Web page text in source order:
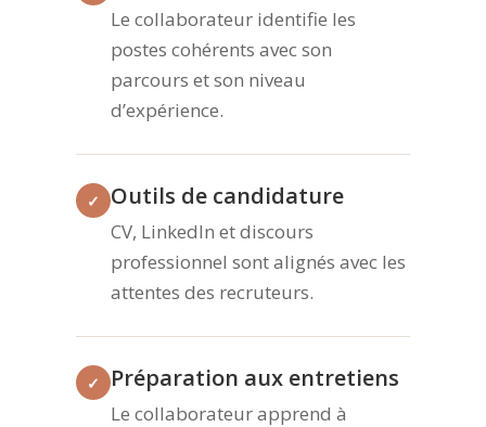
Le collaborateur identifie les
postes cohérents avec son
parcours et son niveau
d’expérience.
✓ Outils de candidature
CV, LinkedIn et discours
professionnel sont alignés avec les
attentes des recruteurs.
✓ Préparation aux entretiens
Le collaborateur apprend à